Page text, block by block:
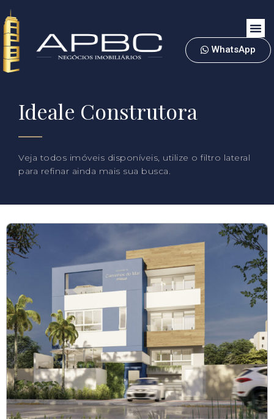
WhatsApp
Ideale Construtora
Veja todos imóveis disponíveis, utilize o filtro lateral
para refinar ainda mais sua busca.